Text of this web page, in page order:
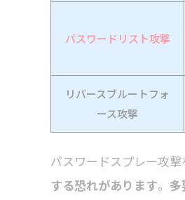
パスワードリスト攻撃
リバースブルートフォ
ース攻撃
パスワードスプレー攻撃
する恐れがあります。